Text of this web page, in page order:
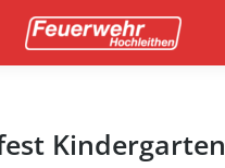
Kindergarten